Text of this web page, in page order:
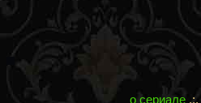
о сериале .:.